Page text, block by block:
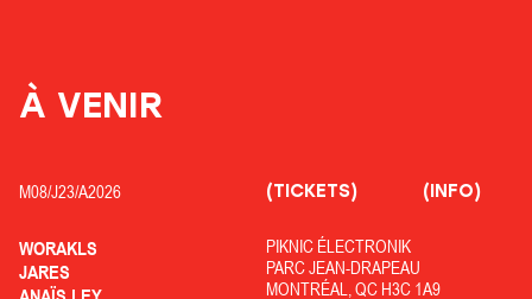
À VENIR
M08/J23/A2026
WORAKLS
JARES
PIKNIC ÉLECTRONIK
PARC JEAN-DRAPEAU
MONTRÉAL, QC H3C 1A9
(TICKETS) (INFO)